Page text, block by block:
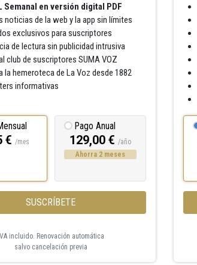
Semanal en versión digital PDF
noticias de la web y la app sin límites
exclusivos para suscriptores
de lectura sin publicidad intrusiva
club de suscriptores SUMA VOZ
la hemeroteca de La Voz desde 1882
informativas
€/mes
Pago Anual
129,00 €/año
Ahorra 2 meses
SUSCRÍBETE
IVA incluido. Renovación automática
salvo cancelación previa